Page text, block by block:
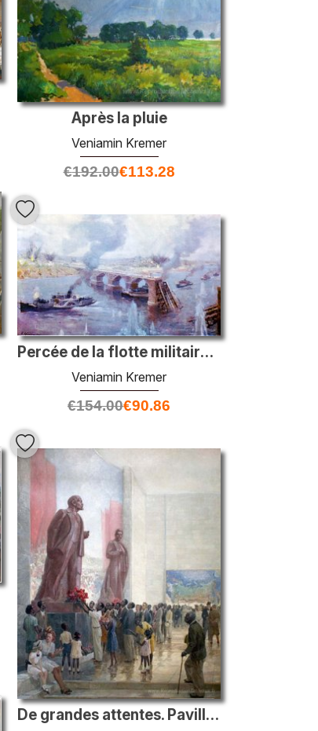
Après la pluie
Veniamin Kremer
€192.00€113.28
Percée de la flotte militaire DNEPR à Loyev pendant la guerre po
Veniamin Kremer
€154.00€90.86
De grandes attentes. Pavillon de l'URSS sur la foire mondiale de